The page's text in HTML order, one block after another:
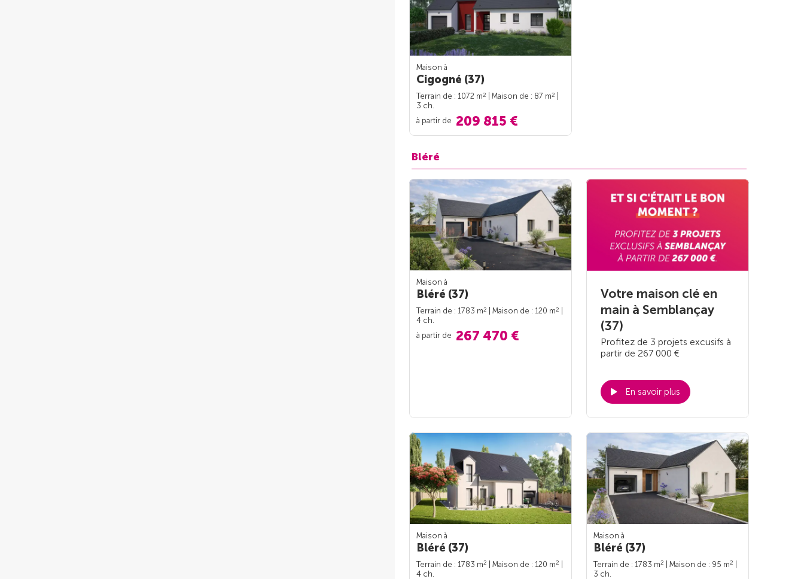
Maison à
Cigogné (37)
Terrain de : 1072 m2 | Maison de : 87 m2
3 ch.
à partir de 209 815 €
Bléré
Maison à
Bléré (37)
Terrain de : 1783 m2 | Maison de : 120 m2
4 ch.
à partir de 267 470 €
Votre maison clé en
main à Semblançay
(37)
Profitez de 3 projets excusifs à
partir de 267 000 €
En savoir plus
Maison à
Bléré (37)
Terrain de : 1783 m2 | Maison de : 120 m2
4 ch.
Maison à
Bléré (37)
Terrain de : 1783 m2 | Maison de : 95 m2
3 ch.